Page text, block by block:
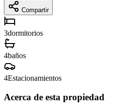
Compartir
3dormitorios
4baños
4Estacionamientos
Acerca de esta propiedad